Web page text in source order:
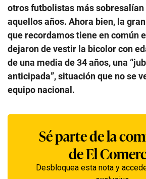
otros futbolistas más
aquellos años. Ahora bien, la
que recordamos tiene en común
dejaron de vestir la bicolor con
de una media de 34 años, una
anticipada”, situación que no se
equipo nacional.